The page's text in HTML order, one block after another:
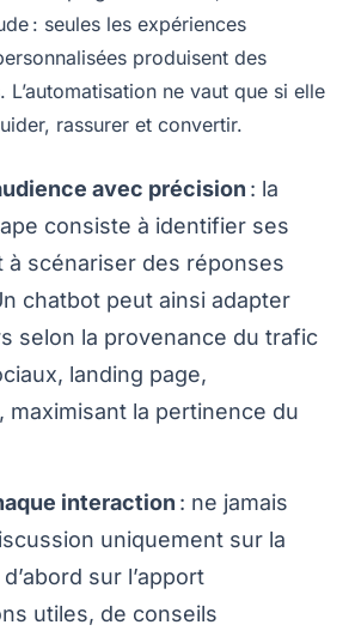
: seules les expériences
produisent des
L’automatisation ne vaut que si elle
rassurer et convertir.
avec précision : la
consiste à identifier ses
à scénariser des réponses
chatbot peut ainsi adapter
selon la provenance du trafic
landing page,
maximisant la pertinence du
interaction : ne jamais
uniquement sur la
sur l’apport
utiles, de conseils